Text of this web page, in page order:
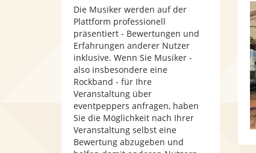
Die Musiker werden auf der
Plattform professionell
präsentiert - Bewertungen und
Erfahrungen anderer Nutzer
inklusive. Wenn Sie Musiker -
also insbesondere eine
Rockband - für Ihre
Veranstaltung über
eventpeppers anfragen, haben
Sie die Möglichkeit nach Ihrer
Veranstaltung selbst eine
Bewertung abzugeben und